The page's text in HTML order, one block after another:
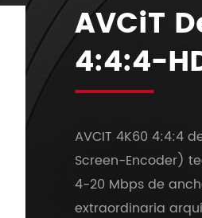
AVCiT
4:4:4-
AVCIT 4K60 4:4:4
Screen-Encoder)
4-20 Mbps de
extraordinaria